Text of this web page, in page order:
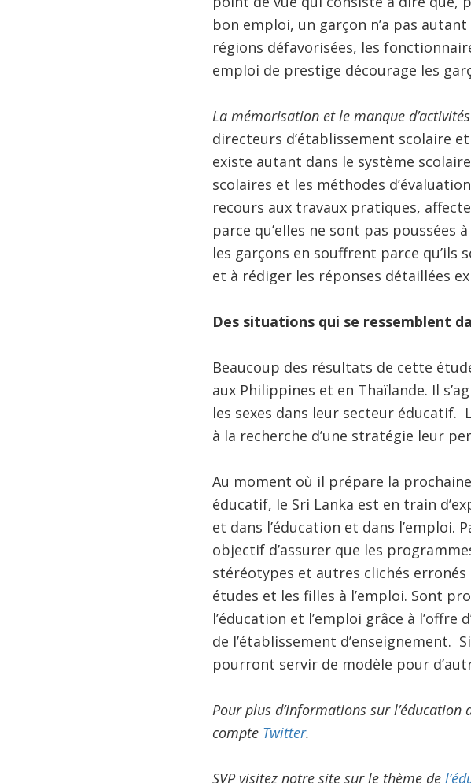
bon emploi, un garçon n’a pas
régions défavorisées, les
emploi de prestige décourage les
La mémorisation et le manque
directeurs d’établissement scolaire
existe autant dans le système
scolaires et les méthodes
recours aux travaux pratiques,
parce qu’elles ne sont pas poussées
les garçons en souffrent parce
et à rédiger les réponses détaillées
Des situations qui se ressemblent
Beaucoup des résultats de cette
aux Philippines et en Thaïlande. Il
les sexes dans leur secteur
à la recherche d’une stratégie leur
Au moment où il prépare la
éducatif, le Sri Lanka est en train
et dans l’éducation et dans
objectif d’assurer que les
stéréotypes et autres clichés erronés
études et les filles à l’emploi. Sont
l’éducation et l’emploi grâce à
de l’établissement d’enseignement.
pourront servir de modèle pour
Pour plus d’informations sur
compte Twitter.
SVP visitez notre site sur le thème de